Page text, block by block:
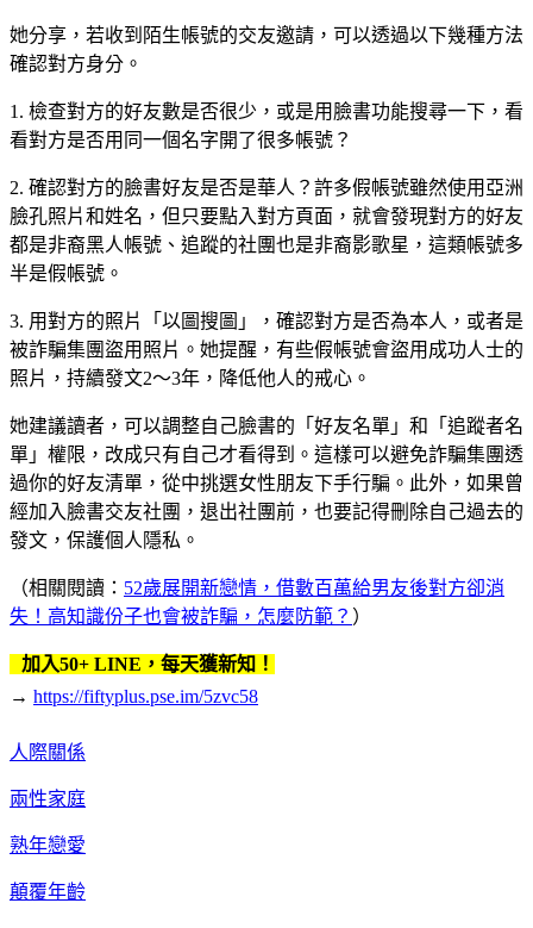
她分享，若收到陌生帳號的交友邀請，可以透過以下幾種方法
確認對方身分。
1. 檢查對方的好友數是否很少，或是用臉書功能搜尋一下，看
看對方是否用同一個名字開了很多帳號？
2. 確認對方的臉書好友是否是華人？許多假帳號雖然使用亞洲
臉孔照片和姓名，但只要點入對方頁面，就會發現對方的好友
都是非裔黑人帳號、追蹤的社團也是非裔影歌星，這類帳號多
半是假帳號。
3. 用對方的照片「以圖搜圖」，確認對方是否為本人，或者是
被詐騙集團盜用照片。她提醒，有些假帳號會盜用成功人士的
照片，持續發文2～3年，降低他人的戒心。
她建議讀者，可以調整自己臉書的「好友名單」和「追蹤者名
單」權限，改成只有自己才看得到。這樣可以避免詐騙集團透
過你的好友清單，從中挑選女性朋友下手行騙。此外，如果曾
經加入臉書交友社團，退出社團前，也要記得刪除自己過去的
發文，保護個人隱私。
（相關閱讀： 52歲展開新戀情，借數百萬給男友後對方卻消
失！高知識份子也會被詐騙，怎麼防範？ ）
加入50+ LINE，每天獲新知！
→ https://fiftyplus.pse.im/5zvc58
人際關係
兩性家庭
熟年戀愛
顛覆年齡